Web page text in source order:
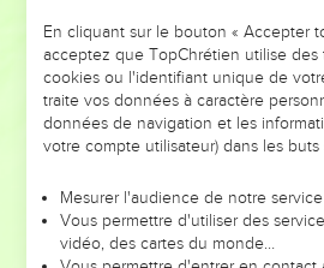
NE MANQUEZ PAS
DE
ET SI LEURS ERREURS
VOTRES ?
leur foi ou leur vision. Mais on voit
et les saisons difficiles qu'ils ont
sont elles qui les ont
En cliquant sur le bouton « Accepter
acceptez que TopChrétien utilise des
cookies ou l'identifiant unique de
traite vos données à caractère
données de navigation et les
votre compte utilisateur) dans les buts
Mesurer l'audience de notre service
Vous permettre d'utiliser des
vidéo, des cartes du monde…